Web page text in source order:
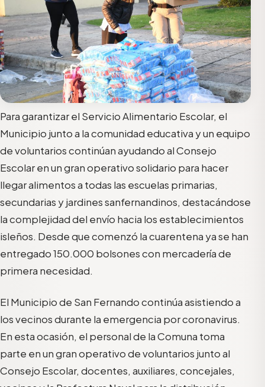
Para garantizar el Servicio Alimentario Escolar, el
Municipio junto a la comunidad educativa y un equipo
de voluntarioscontinúanayudandoal Consejo
Escolar en un gran operativo solidario para hacer
llegaralimentos a todas las escuelas primarias,
secundarias y jardines sanfernandinos, destacándose
la complejidad del envío hacia los establecimientos
isleños. Desde que comenzó la cuarentena ya se han
entregado150.000 bolsones con mercadería de
primera necesidad.
El Municipiode San Fernando continúa asistiendo a
los vecinos durante la emergencia por coronavirus.
En esta ocasión, el personal de la Comuna toma
parte en un gran operativo de voluntarios junto al
Consejo Escolar, docentes, auxiliares, concejales,